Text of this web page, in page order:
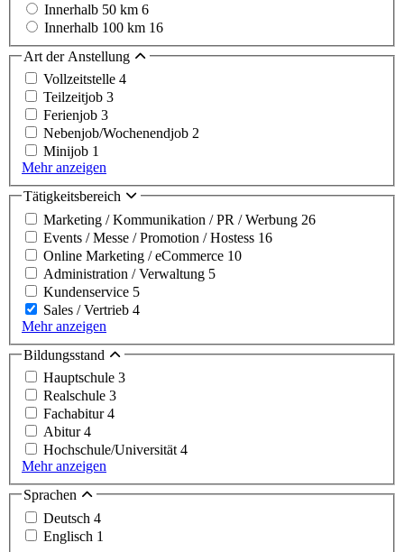
Innerhalb 50 km 6
Innerhalb 100 km 16
Art der Anstellung
Vollzeitstelle 4
Teilzeitjob 3
Ferienjob 3
Nebenjob/Wochenendjob 2
Minijob 1
Mehr anzeigen
Tätigkeitsbereich
Marketing / Kommunikation / PR / Werbung 26
Events / Messe / Promotion / Hostess 16
Online Marketing / eCommerce 10
Administration / Verwaltung 5
Kundenservice 5
Sales / Vertrieb 4
Mehr anzeigen
Bildungsstand
Hauptschule 3
Realschule 3
Fachabitur4
Abitur4
Hochschule/Universität4
Mehr anzeigen
Sprachen
Deutsch 4
Englisch 1